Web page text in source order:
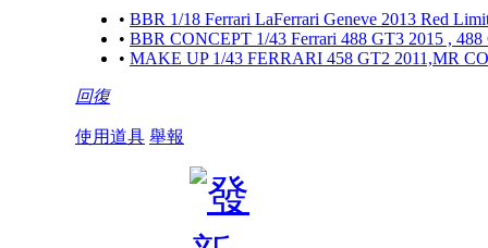
• BBR 1/18 Ferrari LaFerrari Geneve 2013 Red
• BBR CONCEPT 1/43 Ferrari 488 GT3 2015 , 488
• MAKE UP 1/43 FERRARI 458 GT2 2011,MR
回復
使用道具 舉報